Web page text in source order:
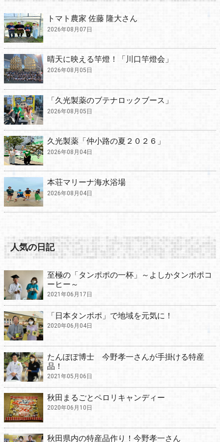
トマト農家 佐藤 隆大さん
2026年08月07日
晴天に映える竿燈！「川口竿燈会」
2026年08月05日
「久光製薬のブテナロックブース」
2026年08月05日
久光製薬「仲小路の夏２０２６」
2026年08月04日
本荘マリーナ海水浴場
2026年08月04日
人気の日記
至極の「タンポポの一杯」～よしかタンポポコ
ーヒー～
2021年06月17日
「日本タンポポ」で地域を元気に！
2020年06月04日
たんぽぽ博士 今野孝一さんが手掛ける特産
品！
2021年05月06日
秋田まるごとペロリキャンディー
2020年06月10日
秋田県内の特産品作り！今野孝一さん